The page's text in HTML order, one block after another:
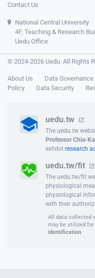
Contact Us
National Central University
4F, Teaching & Research
Uedu Office
© 2024-2026 Uedu. All Rights
About Us Data
Policy
Data Security
uedu.tw
The uedu.tw
Professor Chia-
exhibit research
uedu.tw/fit
The uedu.tw/fit
physiological
physiological
with their
All data collected
may be utilized
identification.